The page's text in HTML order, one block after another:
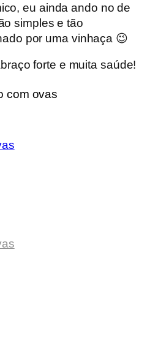
eu ainda ando no de
simples e tão
por uma vinhaça 😉
forte e muita saúde!
com ovas